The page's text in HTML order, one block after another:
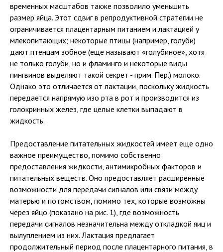
временных масштабов также позволило уменьшить
размер яйца. Этот сдвиг в репродуктивной стратегии не
ограничивается плацентарным питанием и лактацией у
млекопитающих; некоторые птицы (например, голуби)
дают птенцам зобное (еще называют «голубиное», хотя
не только голуби, но и фламинго и некоторые виды
пингвинов выделяют такой секрет - прим. Пер.) молоко.
Однако это отличается от лактации, поскольку жидкость
передается напрямую изо рта в рот и производится из
голокринных желез, где целые клетки выпадают в
жидкость.
Предоставление питательных жидкостей имеет еще одно
важное преимущество, помимо собственно
предоставления жидкости, антимикробных факторов и
питательных веществ. Оно предоставляет расширенные
возможности для передачи сигналов или связи между
матерью и потомством, помимо тех, которые возможны
через яйцо (показано на рис. 1), где возможность
передачи сигналов незначительна между откладкой яиц и
вылуплением из них. Лактация предлагает
продолжительный период после плацентарного питания, в